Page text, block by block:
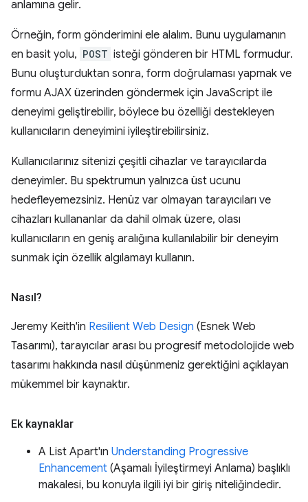
anlamına gelir.
Örneğin, form gönderimini ele alalım. Bunu uygulamanın
en basit yolu, POST isteği gönderen bir HTML formudur.
Bunu oluşturduktan sonra, form doğrulaması yapmak ve
formu AJAX üzerinden göndermek için JavaScript ile
deneyimi geliştirebilir, böylece bu özelliği destekleyen
kullanıcıların deneyimini iyileştirebilirsiniz.
Kullanıcılarınız sitenizi çeşitli cihazlar ve tarayıcılarda
deneyimler. Bu spektrumun yalnızca üst ucunu
hedefleyemezsiniz. Henüz var olmayan tarayıcıları ve
cihazları kullananlar da dahil olmak üzere, olası
kullanıcıların en geniş aralığına kullanılabilir bir deneyim
sunmak için özellik algılamayı kullanın.
Nasıl?
Jeremy Keith'in Resilient Web Design (Esnek Web
Tasarımı), tarayıcılar arası bu progresif metodolojide web
tasarımı hakkında nasıl düşünmeniz gerektiğini açıklayan
mükemmel bir kaynaktır.
Ek kaynaklar
A List Apart'ın Understanding Progressive
Enhancement (Aşamalı İyileştirmeyi Anlama) başlıklı
makalesi, bu konuyla ilgili iyi bir giriş niteliğindedir.